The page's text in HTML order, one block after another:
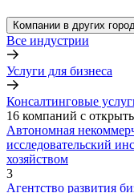
Компании в других
Все индустрии
Услуги для бизнеса
Консалтинговые
16 компаний с
Автономная
исследовательский
хозяйством
3
Агентство развития